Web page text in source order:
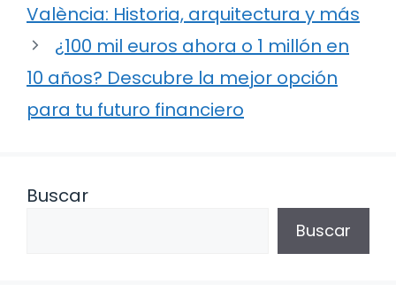
València: Historia, arquitectura y más
¿100 mil euros ahora o 1 millón en
10 años? Descubre la mejor opción
para tu futuro financiero
Buscar
Buscar